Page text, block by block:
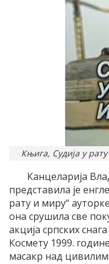
Књига, Судија у
Канцеларија
представила је
рату и миру“
она срушила све
акција српских
Космету 1999.
масакр над